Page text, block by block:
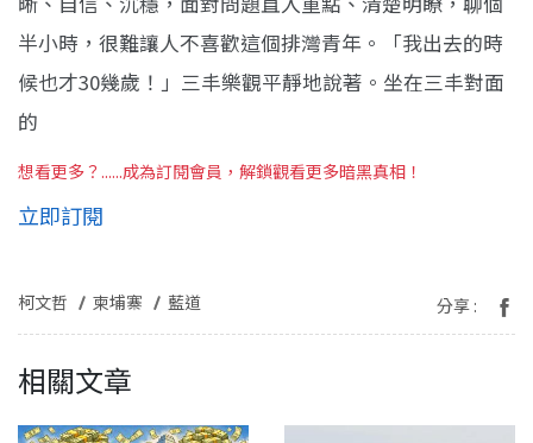
半小時，很難讓人不喜歡這個排灣青年。「我出去的時
候也才30幾歲！」三丰樂觀平靜地說著。坐在三丰對面
的
想看更多？......成為訂閱會員，解鎖觀看更多暗黑真相！
立即訂閱
柯文哲 柬埔寨 藍道 分享 :
相關文章